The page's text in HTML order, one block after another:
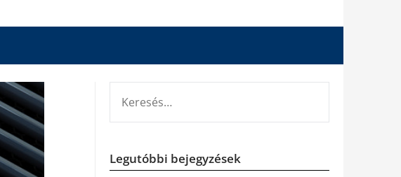
Legutóbbi bejegyzések